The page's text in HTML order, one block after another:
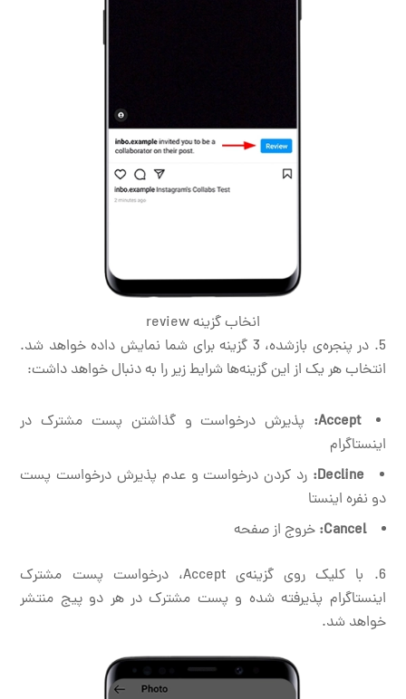
انخاب گزینه review
در پنجره‌ی بازشده، 3 گزینه برای شما نمایش داده خواهد شد.
انتخاب هر یک از این گزینه‌ها شرایط زیر را به دنبال خواهد داشت:
Accept:
پذیرش درخواست و گذاشتن پست مشترک در
اینستاگرام
Decline: رد کردن درخواست و عدم پذیرش درخواست پست
دو نفره اینستا
Cancel: خروج از صفحه
با کلیک روی گزینه‌ی Accept، درخواست پست مشترک
اینستاگرام پذیرفته شده و پست مشترک در هر دو پیج منتشر
خواهد شد.